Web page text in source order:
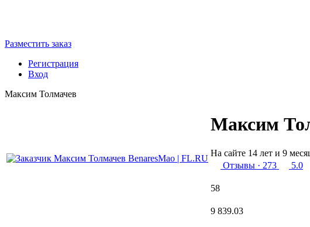
Разместить заказ
Регистрация
Вход
Максим Толмачев
Максим
На сайте 14 лет и 9
Отзывы · 273 5.0
58
9 839.03